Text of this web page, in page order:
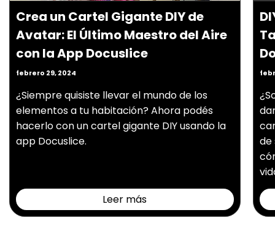
Crea un Cartel Gigante DIY de
Avatar: El Último Maestro del Aire
con la App Docuslice
febrero 29, 2024
¿Siempre quisiste llevar el mundo de los
elementos a tu habitación? Ahora podés
hacerlo con un cartel gigante DIY usando la
app Docuslice.
Leer más
de